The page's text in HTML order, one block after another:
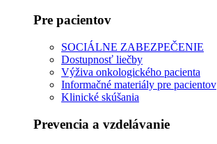
Pre pacientov
SOCIÁLNE ZABEZPEČENIE
Dostupnosť liečby
Výživa onkologického pacienta
Informačné materiály pre pacientov
Klinické skúšania
Prevencia a vzdelávanie